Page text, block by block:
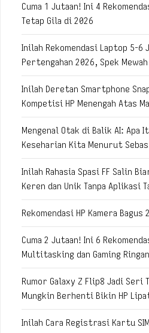
Cuma 1 Jutaan! Ini 4
Tetap Gila di 2026
Inilah Rekomendasi Laptop 5-
Pertengahan 2026, Spek Mewah
Inilah Deretan Smartphone
Kompetisi HP Menengah Atas
Mengenal Otak di Balik AI: Apa
Keseharian Kita Menurut
Inilah Rahasia Spasi FF Salin
Keren dan Unik Tanpa Aplikasi
Rekomendasi HP Kamera
Cuma 2 Jutaan! Ini 6
Multitasking dan Gaming Ringan
Rumor Galaxy Z Flip8 Jadi Seri
Mungkin Berhenti Bikin HP
Inilah Cara Registrasi Kartu